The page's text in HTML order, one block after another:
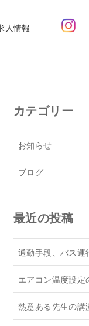
人情報
カテゴリー
お知らせ
ブログ
最近の投稿
通勤手段、バス運
エアコン温度設定
熱意ある先生の講